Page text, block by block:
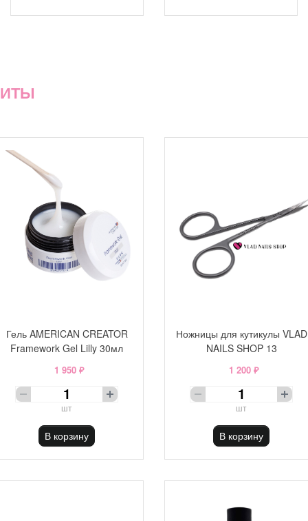
Гель AMERICAN CREATOR
Framework Gel Lilly 30мл
1 950 ₽
шт
В корзину
Ножницы для кутикулы VLAD
NAILS SHOP 13
1 200 ₽
шт
В корзину